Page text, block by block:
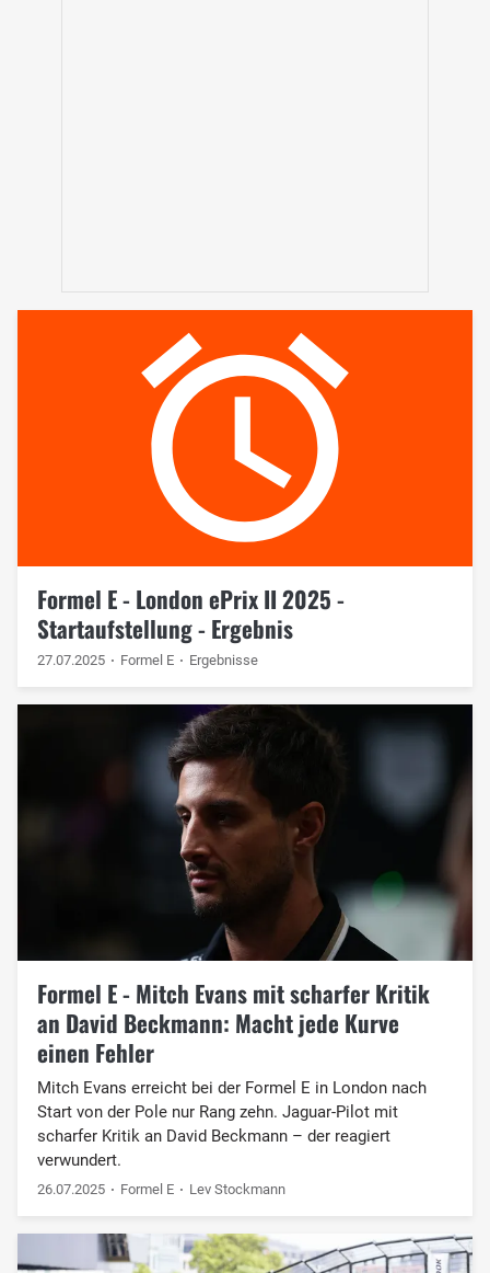
Formel E - London ePrix II 2025 -
Startaufstellung - Ergebnis
27.07.2025 Formel E Ergebnisse
Formel E - Mitch Evans mit scharfer Kritik
an David Beckmann: Macht jede Kurve
einen Fehler
Mitch Evans erreicht bei der Formel E in London nach
Start von der Pole nur Rang zehn. Jaguar-Pilot mit
scharfer Kritik an David Beckmann – der reagiert
verwundert.
26.07.2025 Formel E Lev Stockmann